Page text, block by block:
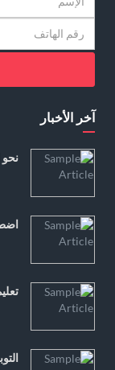
آخر الأخبار
نحو